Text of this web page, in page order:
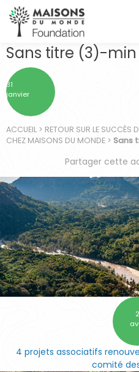
Sans titre (3)-min
31
janvier
ACCUEIL > RETOUR SUR LE SUCCÈS
CHEZ MAISONS DU MONDE > Sans
Partager cette
2
4 projets associatifs
comité